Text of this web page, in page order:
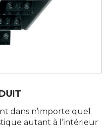
dans n’importe quel
autant à l’intérieur